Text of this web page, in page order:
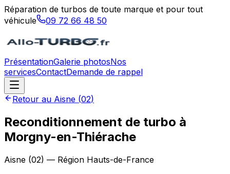
Réparation de turbos de toute marque et pour tout
véhicule
09 72 66 48 50
PrésentationGalerie photosNos
servicesContactDemande de rappel
Retour au Aisne (02)
Reconditionnement de turbo à
Morgny-en-Thiérache
Aisne (02) — Région Hauts-de-France